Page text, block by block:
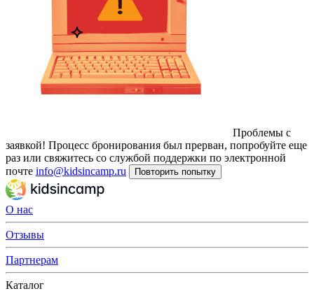
Проблемы с
заявкой! Процесс бронирования был прерван, попробуйте еще
раз или свяжитесь со службой поддержки по электронной
почте info@kidsincamp.ru Повторить попытку
О нас
Отзывы
Партнерам
Каталог